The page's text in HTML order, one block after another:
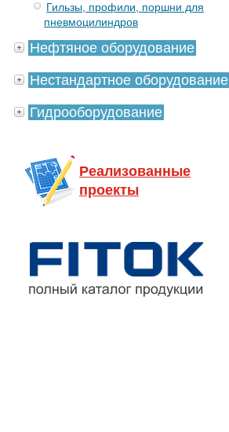
Гильзы, профили, поршни для
пневмоцилиндров
Нефтяное оборудование
Нестандартное оборудование
Гидрооборудование
Реализованные
проекты